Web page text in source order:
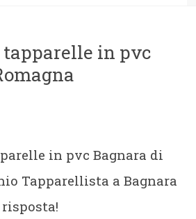
in pvc
in pvc Bagnara di
Tapparellista a Bagnara